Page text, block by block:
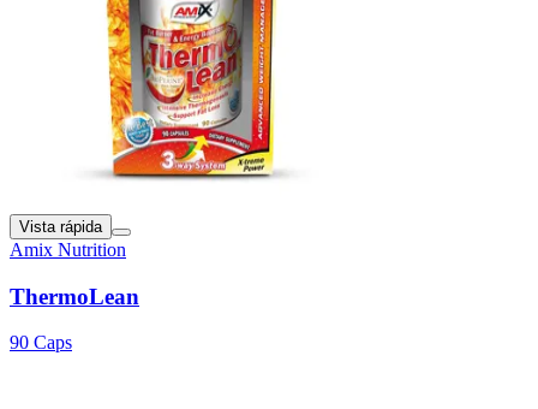
Vista rápida
Amix Nutrition
ThermoLean
90 Caps